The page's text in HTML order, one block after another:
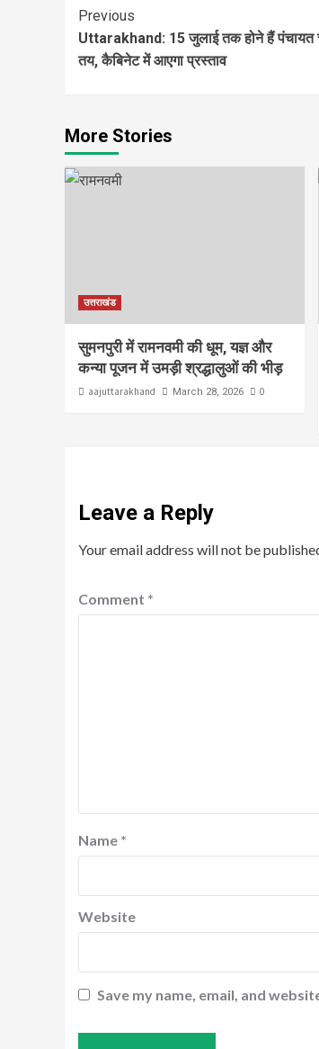
Continue
Reading
Previous
Uttarakhand: 15 जुलाई तक होने हैं पंचायत
तय, कैबिनेट में आएगा प्रस्ताव
More Stories
उत्तराखंड
सुमनपुरी में रामनवमी की धूम, यज्ञ और
कन्या पूजन में उमड़ी श्रद्धालुओं की भीड़
aajuttarakhand March 28, 2026 0
Leave a Reply
Your email address will not be
Comment *
Name *
Website
Save my name, email, and